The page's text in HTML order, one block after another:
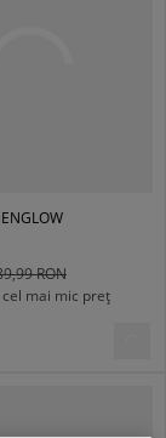
RON
cel mai mic preț